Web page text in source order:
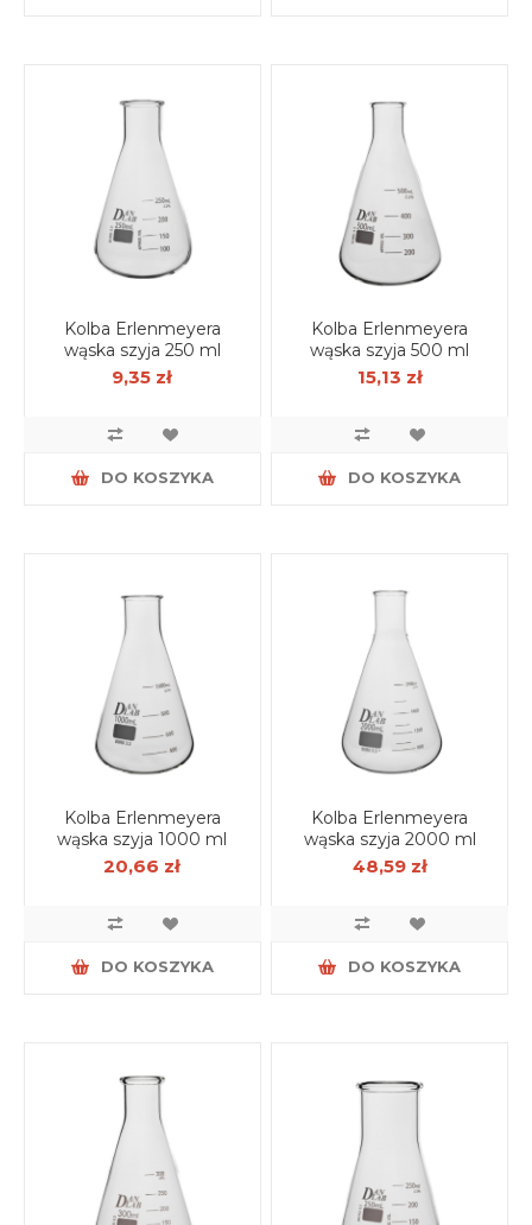
Kolba Erlenmeyera
wąska szyja 250 ml
9,35 zł
DO KOSZYKA
Kolba Erlenmeyera
wąska szyja 500 ml
15,13 zł
DO KOSZYKA
Kolba Erlenmeyera
wąska szyja 1000 ml
20,66 zł
DO KOSZYKA
Kolba Erlenmeyera
wąska szyja 2000 ml
48,59 zł
DO KOSZYKA